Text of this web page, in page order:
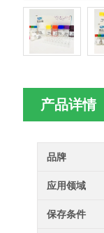
产品详情
品牌
应用领域
保存条件